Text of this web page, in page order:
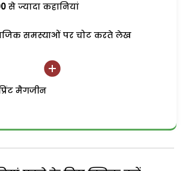
से ज्यादा कहानियां
समस्याओं पर चोट करते लेख
मैगजीन